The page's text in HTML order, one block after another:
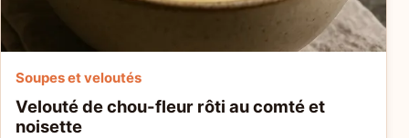
Soupes et veloutés
Velouté de chou-fleur rôti au comté et
noisette